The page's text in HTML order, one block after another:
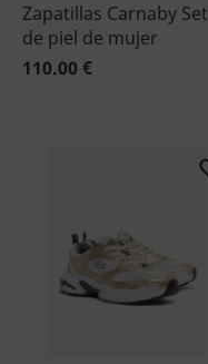
Zapatillas Carnaby Set
de piel de mujer
110.00 €